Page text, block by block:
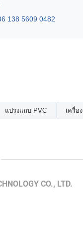
138 5609 0482
แปรงแถบ PVC เครื่อ
CO., LTD.